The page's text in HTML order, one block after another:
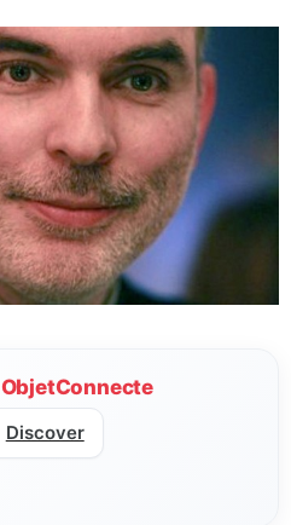
ObjetConnecte
Discover